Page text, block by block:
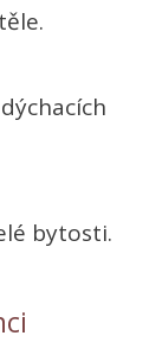
bytosti.